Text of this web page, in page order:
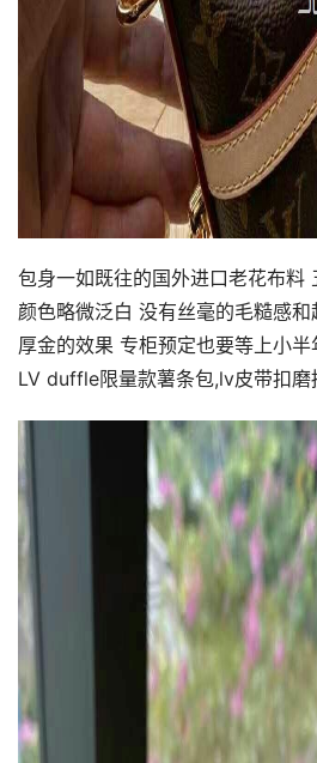
包身一如既往的国外进口老花布料
颜色略微泛白 没有丝毫的毛糙感
厚金的效果 专柜预定也要等上小
LV duffle限量款薯条包,lv皮带扣磨